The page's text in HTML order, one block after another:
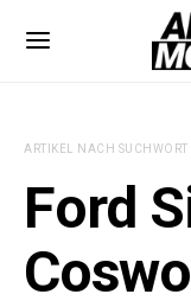
ARTIKEL NACH SUCHWORT
Ford